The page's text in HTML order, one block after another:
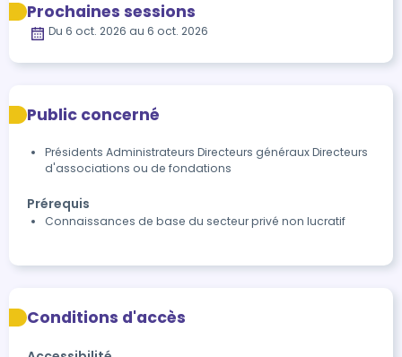
Prochaines sessions
Du 6 oct. 2026 au 6 oct. 2026
Public concerné
Présidents Administrateurs Directeurs généraux Directeurs
d'associations ou de fondations
Prérequis
Connaissances de base du secteur privé non lucratif
Conditions d'accès